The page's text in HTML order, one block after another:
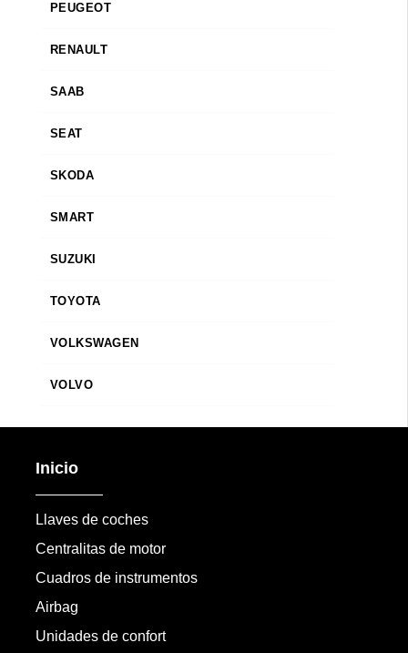
PEUGEOT
RENAULT
SAAB
SEAT
SKODA
SMART
SUZUKI
TOYOTA
VOLKSWAGEN
VOLVO
Inicio
Llaves de coches
Centralitas de motor
Cuadros de instrumentos
Airbag
Unidades de confort